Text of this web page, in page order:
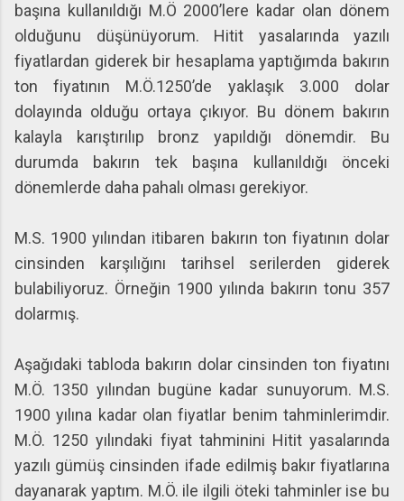
başına kullanıldığı M.Ö 2000’lere kadar olan dönem
olduğunu düşünüyorum. Hitit yasalarında yazılı
fiyatlardan giderek bir hesaplama yaptığımda bakırın
ton fiyatının M.Ö.1250’de yaklaşık 3.000 dolar
dolayında olduğu ortaya çıkıyor. Bu dönem bakırın
kalayla karıştırılıp bronz yapıldığı dönemdir. Bu
durumda bakırın tek başına kullanıldığı önceki
dönemlerde daha pahalı olması gerekiyor.
M.S. 1900 yılından itibaren bakırın ton fiyatının dolar
cinsinden karşılığını tarihsel serilerden giderek
bulabiliyoruz. Örneğin 1900 yılında bakırın tonu 357
dolarmış.
Aşağıdaki tabloda bakırın dolar cinsinden ton fiyatını
M.Ö. 1350 yılından bugüne kadar sunuyorum. M.S.
1900 yılına kadar olan fiyatlar benim tahminlerimdir.
M.Ö. 1250 yılındaki fiyat tahminini Hitit yasalarında
yazılı gümüş cinsinden ifade edilmiş bakır fiyatlarına
dayanarak yaptım. M.Ö. ile ilgili öteki tahminler ise bu